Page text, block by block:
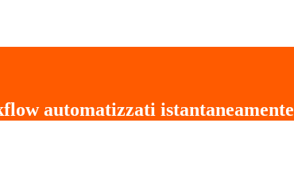
automatizzati istantaneamente